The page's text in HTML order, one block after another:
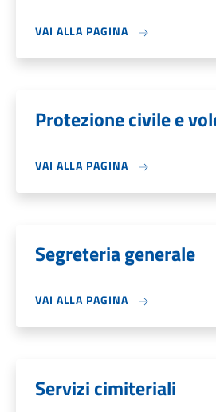
VAI ALLA PAGINA
Protezione civile e
VAI ALLA PAGINA
Segreteria generale
VAI ALLA PAGINA
Servizi cimiteriali